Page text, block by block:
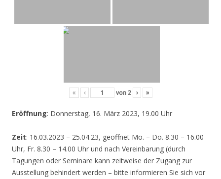
« ‹ von 2 › »
Eröffnung: Donnerstag, 16. März 2023, 19.00 Uhr
Zeit: 16.03.2023 – 25.04.23, geöffnet Mo. – Do. 8.30 – 16.00
Uhr, Fr. 8.30 – 14.00 Uhr und nach Vereinbarung (durch
Tagungen oder Seminare kann zeitweise der Zugang zur
Ausstellung behindert werden – bitte informieren Sie sich vor